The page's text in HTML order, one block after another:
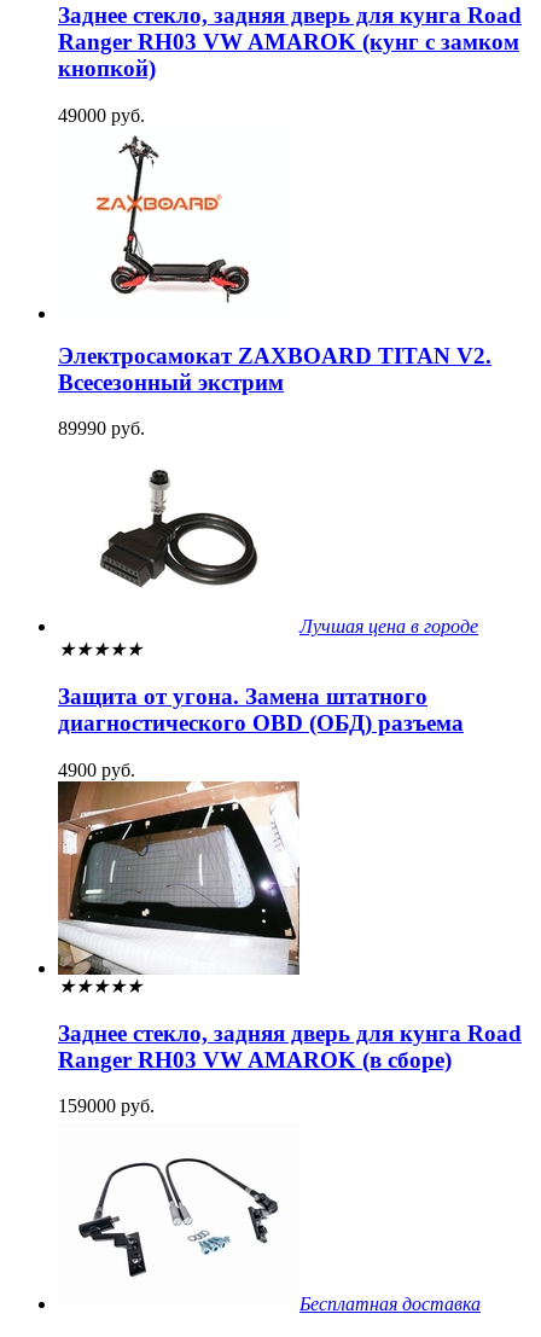
Заднее стекло, задняя дверь для кунга Road
Ranger RH03 VW AMAROK (кунг с замком
кнопкой)
49000 руб.
Электросамокат ZAXBOARD TITAN V2.
Всесезонный экстрим
89990 руб.
Лучшая цена в городе
★★★★★
Защита от угона. Замена штатного
диагностического OBD (ОБД) разъема
4900 руб.
★★★★★
Заднее стекло, задняя дверь для кунга Road
Ranger RH03 VW AMAROK (в сборе)
159000 руб.
Бесплатная доставка